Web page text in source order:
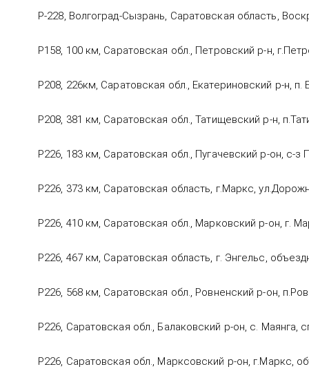
Р-228, Волгоград-Сызрань, Саратовская область,
Р158, 100 км, Саратовская обл., Петровский р-н,
Р208, 226км, Саратовская обл., Екатериновский р-н, п.
Р208, 381 км, Саратовская обл., Татищевский р-н,
Р226, 183 км, Саратовская обл., Пугачевский р-он, с-з
Р226, 373 км, Саратовская область, г.Маркс,
Р226, 410 км, Саратовская обл., Марковский р-он, г.
Р226, 467 км, Саратовская область, г. Энгельс,
Р226, 568 км, Саратовская обл., Ровненский р-он,
Р226, Саратовская обл., Балаковский р-он, с. Маянга,
Р226, Саратовская обл., Марксовский р-он, г.Маркс,